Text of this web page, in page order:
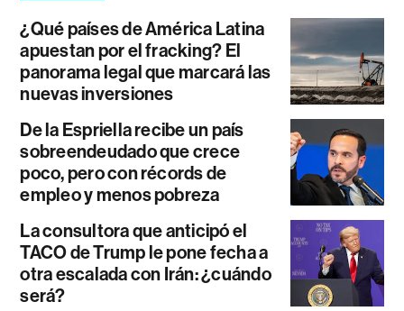
¿Qué países de América Latina
apuestan por el fracking? El
panorama legal que marcará las
nuevas inversiones
De la Espriella recibe un país
sobreendeudado que crece
poco, pero con récords de
empleo y menos pobreza
La consultora que anticipó el
TACO de Trump le pone fecha a
otra escalada con Irán: ¿cuándo
será?